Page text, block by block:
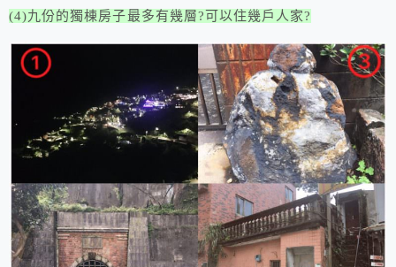
(4)九份的獨棟房子最多有幾層?可以住幾戶人家?